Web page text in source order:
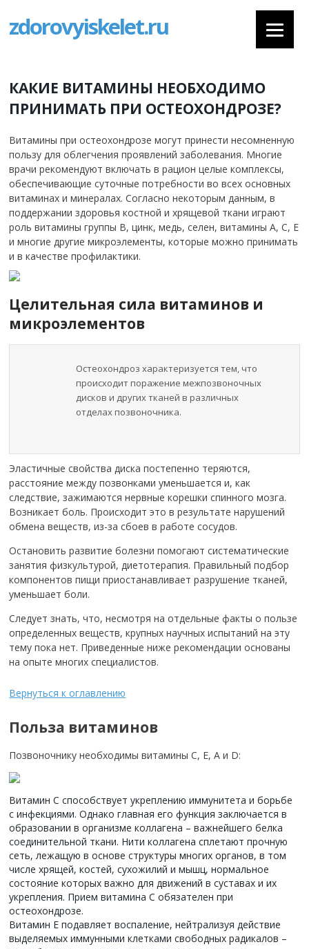
zdorovyiskelet.ru
КАКИЕ ВИТАМИНЫ НЕОБХОДИМО
ПРИНИМАТЬ ПРИ ОСТЕОХОНДРОЗЕ?
Витамины при остеохондрозе могут принести несомненную
пользу для облегчения проявлений заболевания. Многие
врачи рекомендуют включать в рацион целые комплексы,
обеспечивающие суточные потребности во всех основных
витаминах и минералах. Согласно некоторым данным, в
поддержании здоровья костной и хрящевой ткани играют
роль витамины группы В, цинк, медь, селен, витамины А, С, Е
и многие другие микроэлементы, которые можно принимать
и в качестве профилактики.
Целительная сила витаминов и
микроэлементов
Остеохондроз характеризуется тем, что
происходит поражение межпозвоночных
дисков и других тканей в различных
отделах позвоночника.
Эластичные свойства диска постепенно теряются,
расстояние между позвонками уменьшается и, как
следствие, зажимаются нервные корешки спинного мозга.
Возникает боль. Происходит это в результате нарушений
обмена веществ, из-за сбоев в работе сосудов.
Остановить развитие болезни помогают систематические
занятия физкультурой, диетотерапия. Правильный подбор
компонентов пищи приостанавливает разрушение тканей,
уменьшает боли.
Следует знать, что, несмотря на отдельные факты о пользе
определенных веществ, крупных научных испытаний на эту
тему пока нет. Приведенные ниже рекомендации основаны
на опыте многих специалистов.
Вернуться к оглавлению
Польза витаминов
Позвоночнику необходимы витамины С, Е, А и D:
Витамин С способствует укреплению иммунитета и борьбе
с инфекциями. Однако главная его функция заключается в
образовании в организме коллагена – важнейшего белка
соединительной ткани. Нити коллагена сплетают прочную
сеть, лежащую в основе структуры многих органов, в том
числе хрящей, костей, сухожилий и мышц, нормальное
состояние которых важно для движений в суставах и их
укрепления. Прием витамина С обязателен при
остеохондрозе.
Витамин Е подавляет воспаление, нейтрализуя действие
выделяемых иммунными клетками свободных радикалов –